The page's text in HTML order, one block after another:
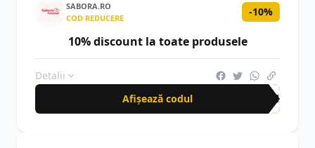
SABORA.RO
COD REDUCERE
-10%
10% discount la toate produsele
Detalii
Afișează codul
SAB